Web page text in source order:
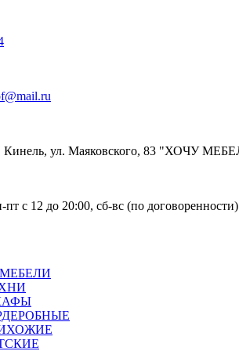
Кинель, ул. Маяковского, 83 "ХОЧУ
с 12 до 20:00, сб-вс (по договоренности)